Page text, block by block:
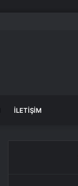
İLETIŞIM